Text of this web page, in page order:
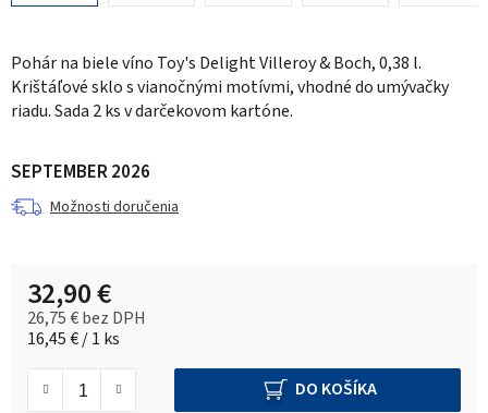
Pohár na biele víno Toy's Delight Villeroy & Boch, 0,38 l.
Krištáľové sklo s vianočnými motívmi, vhodné do umývačky
riadu. Sada 2 ks v darčekovom kartóne.
SEPTEMBER 2026
Možnosti doručenia
32,90 €
26,75 € bez DPH
Jednotková cena:
16,45 € / 1 ks
DO KOŠÍKA